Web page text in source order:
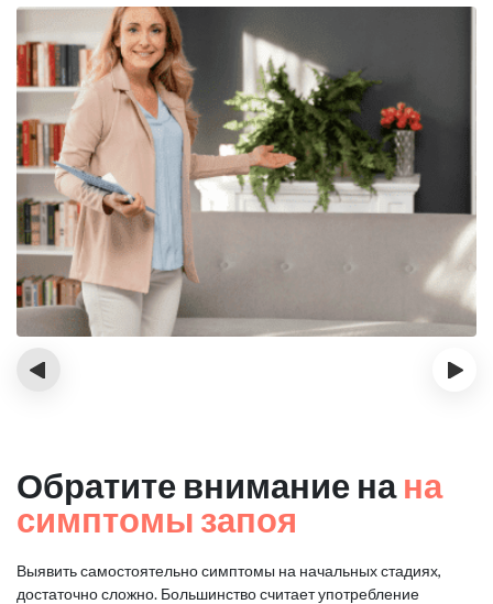
‹ ›
Обратите внимание нана
симптомы запоя
Выявить самостоятельно симптомы на начальных стадиях,
достаточно сложно. Большинство считает употребление